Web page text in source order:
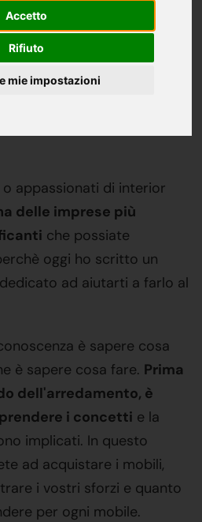
Accetto
Rifiuto
mie impostazioni
scegliere i mobili perfetti
sceglierne uno che sia
appassionati di interior
delle imprese più
che possiate
oggi ho scritto un
ad aiutarti a farlo al
è sapere cosa
è sapere cosa fare. Prima
dell'arredamento, è
i concetti e la
implicati. In questo
ad acquistare i mobili,
i vostri sforzi e quanto
per ogni mobile.